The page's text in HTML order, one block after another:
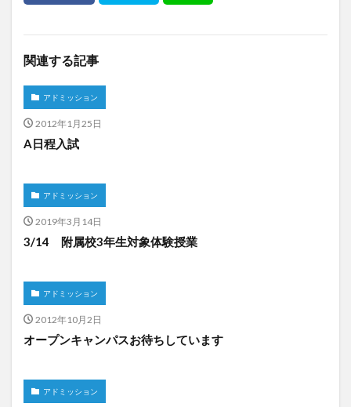
関連する記事
アドミッション
2012年1月25日
A日程入試
アドミッション
2019年3月14日
3/14 附属校3年生対象体験授業
アドミッション
2012年10月2日
オープンキャンパスお待ちしています
アドミッション